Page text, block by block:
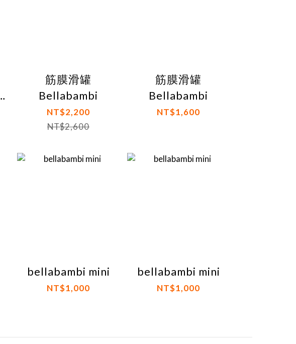
筋膜滑罐
Bellabambi
NT$2,200
NT$2,600
筋膜滑罐
Bellabambi
NT$1,600
bellabambi mini
NT$1,000
bellabambi mini
NT$1,000